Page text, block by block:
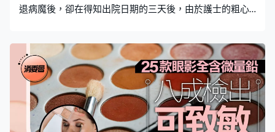
退病魔後，卻在得知出院日期的三天後，由於護士的粗心
常 存活機率只有20% 據美國傳媒報道，事發在俄亥俄州
哥倫布市的全國兒童醫院（Nationwide Children’s
Hospital），出生於3月4日女嬰Ellieana Peyton診斷出患
有心肌病，導致左心室異常細小，同月12日就接受了手
術，手術很成功，術後在新生兒加護病房（NICU）住了近
兩週接受觀察，原本獲准將於5月份出院，卻不幸在出世第